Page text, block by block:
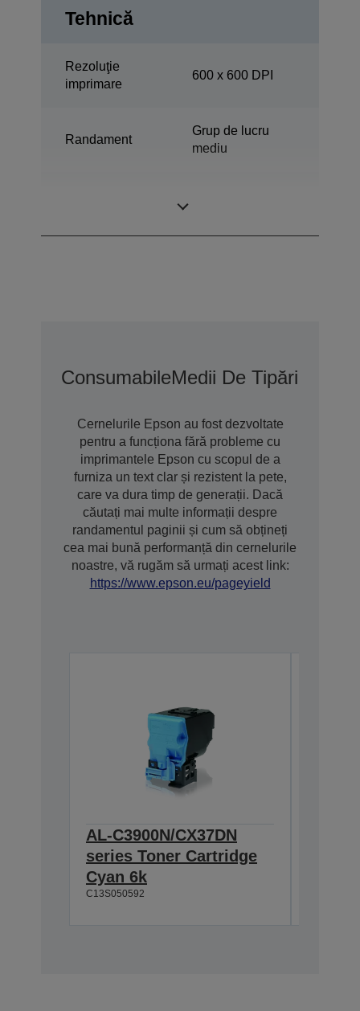
Tehnică
Rezoluţie
imprimare
600 x 600 DPI
Randament
Grup de lucru
mediu
ConsumabileMedii De Tipărire
Cernelurile Epson au fost dezvoltate
pentru a funcționa fără probleme cu
imprimantele Epson cu scopul de a
furniza un text clar și rezistent la pete,
care va dura timp de generații. Dacă
căutați mai multe informații despre
randamentul paginii și cum să obțineți
cea mai bună performanță din cernelurile
noastre, vă rugăm să urmați acest link:
https://www.epson.eu/pageyield
AL-C3900N/CX37DN
series Toner Cartridge
Cyan 6k
C13S050592